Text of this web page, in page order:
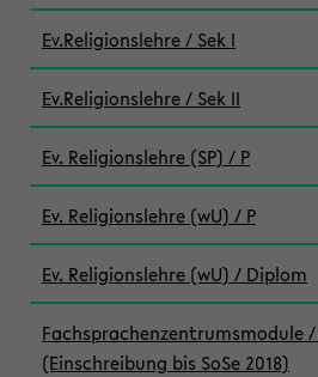
Ev.Religionslehre / Sek I
Ev.Religionslehre / Sek II
Ev. Religionslehre (SP) / P
Ev. Religionslehre (wU) / P
Ev. Religionslehre (wU) / Diplom
Fachsprachenzentrumsmodule /
(Einschreibung bis SoSe 2018)